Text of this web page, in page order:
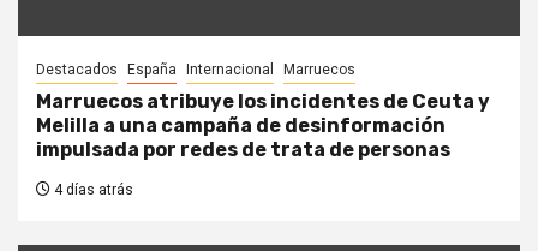
Destacados España Internacional Marruecos
Marruecos atribuye los incidentes de Ceuta y
Melilla a una campaña de desinformación
impulsada por redes de trata de personas
4 días atrás